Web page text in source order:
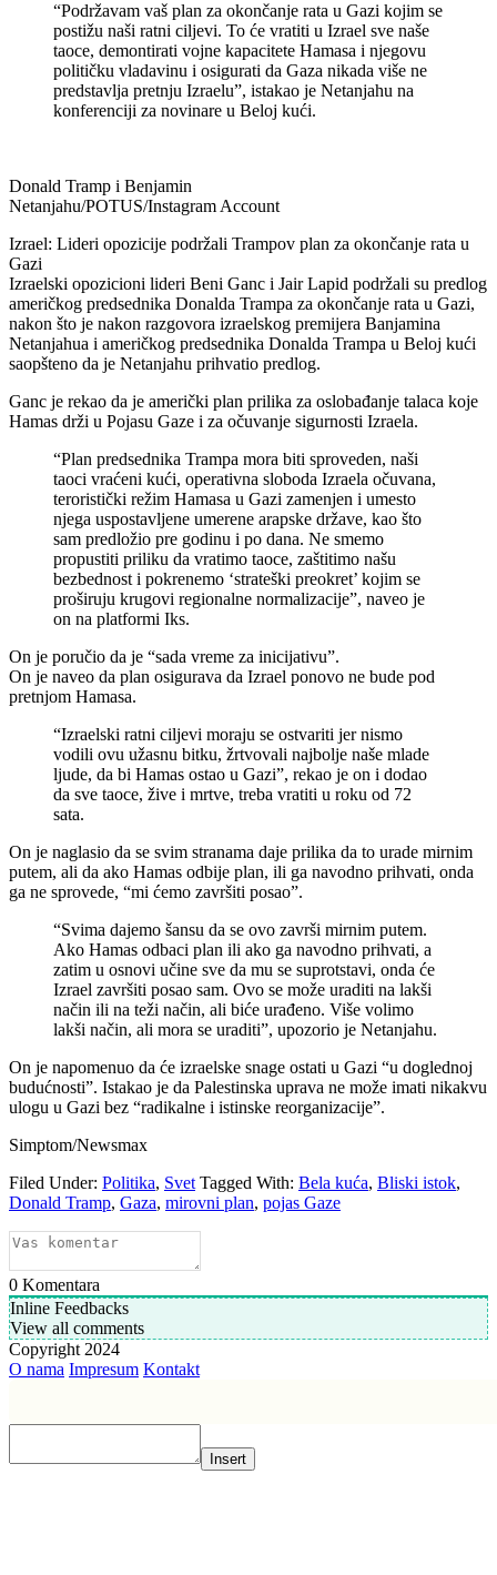
“Podržavam vaš plan za okončanje rata u Gazi kojim se
postižu naši ratni ciljevi. To će vratiti u Izrael sve naše
taoce, demontirati vojne kapacitete Hamasa i njegovu
političku vladavinu i osigurati da Gaza nikada više ne
predstavlja pretnju Izraelu”, istakao je Netanjahu na
konferenciji za novinare u Beloj kući.
Donald Tramp i Benjamin
Netanjahu/POTUS/Instagram Account
Izrael: Lideri opozicije podržali Trampov plan za okončanje rata u
Gazi
Izraelski opozicioni lideri Beni Ganc i Jair Lapid podržali su predlog
američkog predsednika Donalda Trampa za okončanje rata u Gazi,
nakon što je nakon razgovora izraelskog premijera Banjamina
Netanjahua i američkog predsednika Donalda Trampa u Beloj kući
saopšteno da je Netanjahu prihvatio predlog.
Ganc je rekao da je američki plan prilika za oslobađanje talaca koje
Hamas drži u Pojasu Gaze i za očuvanje sigurnosti Izraela.
“Plan predsednika Trampa mora biti sproveden, naši
taoci vraćeni kući, operativna sloboda Izraela očuvana,
teroristički režim Hamasa u Gazi zamenjen i umesto
njega uspostavljene umerene arapske države, kao što
sam predložio pre godinu i po dana. Ne smemo
propustiti priliku da vratimo taoce, zaštitimo našu
bezbednost i pokrenemo ‘strateški preokret’ kojim se
proširuju krugovi regionalne normalizacije”, naveo je
on na platformi Iks.
On je poručio da je “sada vreme za inicijativu”.
On je naveo da plan osigurava da Izrael ponovo ne bude pod
pretnjom Hamasa.
“Izraelski ratni ciljevi moraju se ostvariti jer nismo
vodili ovu užasnu bitku, žrtvovali najbolje naše mlade
ljude, da bi Hamas ostao u Gazi”, rekao je on i dodao
da sve taoce, žive i mrtve, treba vratiti u roku od 72
sata.
On je naglasio da se svim stranama daje prilika da to urade mirnim
putem, ali da ako Hamas odbije plan, ili ga navodno prihvati, onda
ga ne sprovede, “mi ćemo završiti posao”.
“Svima dajemo šansu da se ovo završi mirnim putem.
Ako Hamas odbaci plan ili ako ga navodno prihvati, a
zatim u osnovi učine sve da mu se suprotstavi, onda će
Izrael završiti posao sam. Ovo se može uraditi na lakši
način ili na teži način, ali biće urađeno. Više volimo
lakši način, ali mora se uraditi”, upozorio je Netanjahu.
On je napomenuo da će izraelske snage ostati u Gazi “u doglednoj
budućnosti”. Istakao je da Palestinska uprava ne može imati nikakvu
ulogu u Gazi bez “radikalne i istinske reorganizacije”.
Simptom/Newsmax
Filed Under: Politika, Svet Tagged With: Bela kuća, Bliski istok,
Donald Tramp, Gaza, mirovni plan, pojas Gaze
0 Komentara
Inline Feedbacks
View all comments
Copyright 2024
O nama Impresum Kontakt
Insert